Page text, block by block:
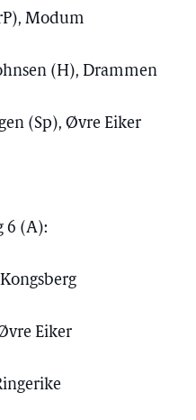
Modum
(H), Drammen
(Sp), Øvre Eiker
6 (A):
Eiker